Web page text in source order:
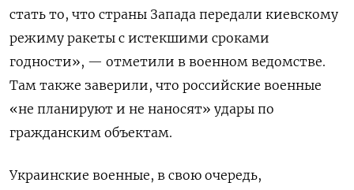
стать то, что страны Запада передали киевскому
режиму ракеты с истекшими сроками
годности», — отметили в военном ведомстве.
Там также заверили, что российские военные
«не планируют и не наносят» удары по
гражданским объектам.
Украинские военные, в свою очередь,